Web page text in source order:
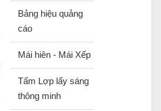
Bảng hiệu quảng
cáo
Mái hiên - Mái Xếp
Tấm Lợp lấy sáng
thông minh